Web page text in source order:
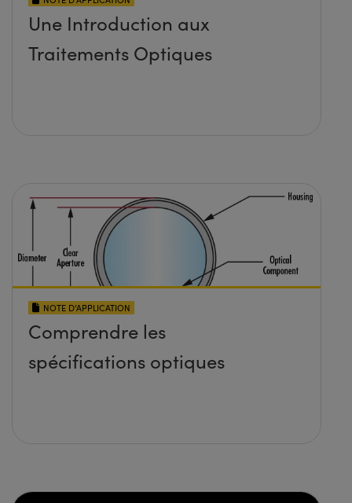
Une Introduction aux
Traitements Optiques
NOTE D’APPLICATION
Comprendre les
spécifications optiques